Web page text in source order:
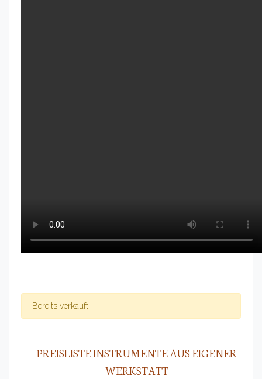
Bereits verkauft.
PREISLISTE INSTRUMENTE AUS EIGENER
WERKSTATT